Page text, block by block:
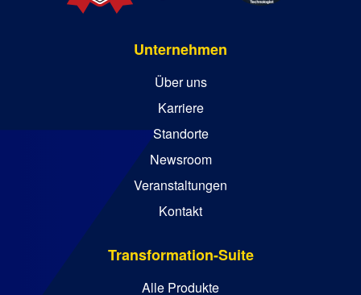
Unternehmen
Über uns
Karriere
Standorte
Newsroom
Veranstaltungen
Kontakt
Transformation-Suite
Alle Produkte